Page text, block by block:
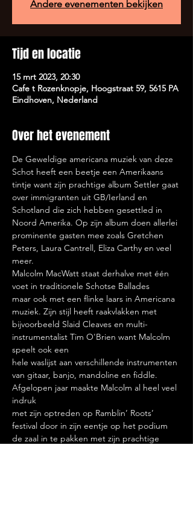
Andere evenementen bekijken
Tijd en locatie
15 mrt 2023, 20:30
Cafe t Rozenknopje, Hoogstraat 59, 5615 PA
Eindhoven, Nederland
Over het evenement
De Geweldige americana muziek van deze
Schot heeft een beetje een Amerikaans
tintje want zijn prachtige album Settler gaat
over immigranten uit GB/Ierland en
Schotland die zich hebben gesettled in
Noord Amerika. Op zijn album doen allerlei
prominente gasten mee zoals Gretchen
Peters, Laura Cantrell, Eliza Carthy en veel
meer.
Malcolm MacWatt staat derhalve met één
voet in traditionele Schotse Ballades
maar ook met een flinke laars in Americana
muziek. Zijn stijl heeft raakvlakken met
bijvoorbeeld Slaid Cleaves en multi-
instrumentalist Tim O'Brien want Malcolm
speelt ook een
hele waslijst aan verschillende instrumenten
van gitaar, banjo, mandoline en fiddle.
Afgelopen jaar maakte Malcolm al heel veel
indruk
met zijn optreden op Ramblin’ Roots’
festival door in zijn eentje op het podium
de zaal in te pakken met zijn prachtige